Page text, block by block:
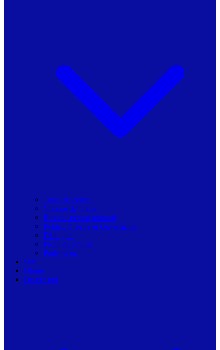
Toate articolele
Viziune de primar
Resurse pentru primarii
Politici Urbane & Guvernanta
Dialoguri
Profil de Primar
Podcast-uri
Stiri
Oferte
Despre noi